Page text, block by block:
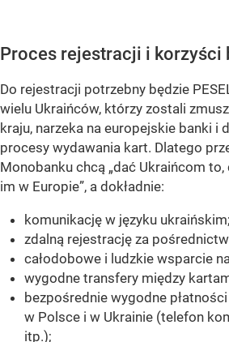
Proces rejestracji i korzyści
Do rejestracji potrzebny będzie
wielu Ukraińców, którzy zostali
kraju, narzeka na europejskie banki i
procesy wydawania kart. Dlatego
Monobanku chcą „dać Ukraińcom
im w Europie”, a dokładnie:
komunikację w języku ukraińskim;
zdalną rejestrację za
całodobowe i ludzkie wsparcie
wygodne transfery między
bezpośrednie wygodne płatności
w Polsce i w Ukrainie (telefon
itp.);